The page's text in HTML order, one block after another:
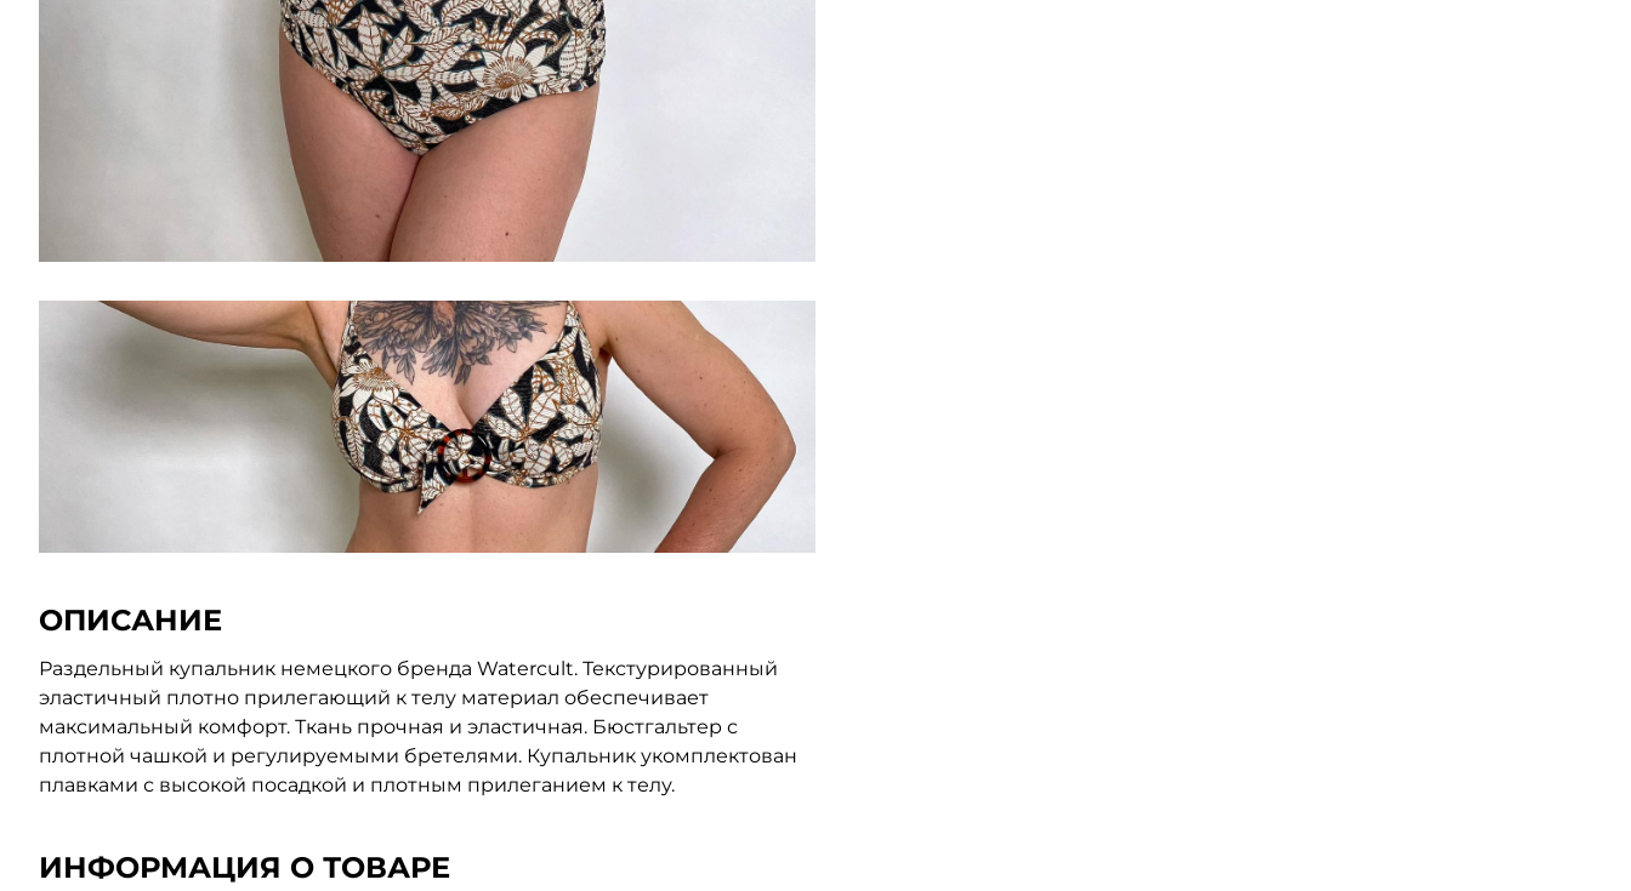
ОПИСАНИЕ
Раздельный купальник немецкого бренда Watercult. Текстурированный
эластичный плотно прилегающий к телу материал обеспечивает
максимальный комфорт. Ткань прочная и эластичная. Бюстгальтер с
плотной чашкой и регулируемыми бретелями. Купальник укомплектован
плавками с высокой посадкой и плотным прилеганием к телу.
ИНФОРМАЦИЯ О ТОВАРЕ